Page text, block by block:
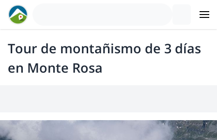
Tour de montañismo de 3 días
en Monte Rosa